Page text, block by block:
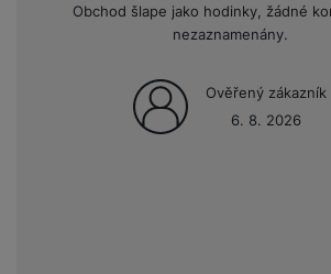
Obchod šlape jako hodinky, žádné
nezaznamenány.
Ověřený zákazník
6. 8. 2026